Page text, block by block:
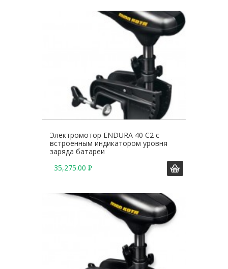
Электромотор ENDURA 40 C2 с
встроенным индикатором уровня
заряда батареи
35,275.00 Р
.